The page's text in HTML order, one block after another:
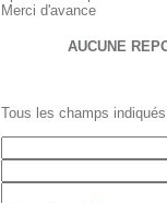
Merci d'avance
AUCUNE
Tous les champs